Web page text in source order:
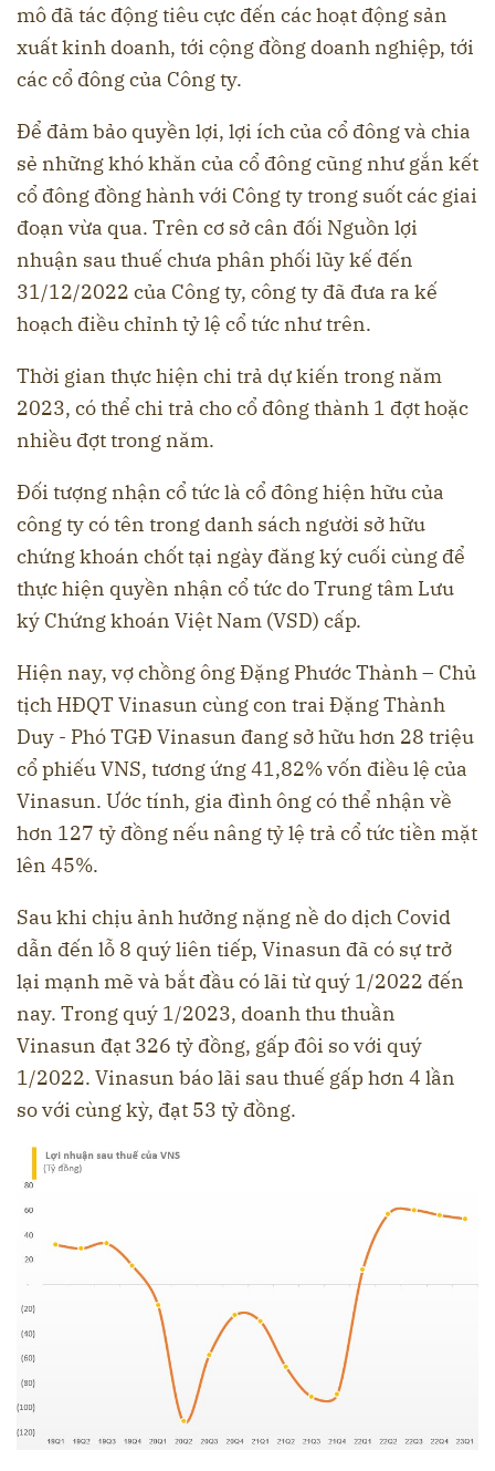
mô đã tác động tiêu cực đến các hoạt động sản
xuất kinh doanh, tới cộng đồng doanh nghiệp, tới
các cổ đông của Công ty.
Để đảm bảo quyền lợi, lợi ích của cổ đông và chia
sẻ những khó khăn của cổ đông cũng như gắn kết
cổ đông đồng hành với Công ty trong suốt các giai
đoạn vừa qua. Trên cơ sở cân đối Nguồn lợi
nhuận sau thuế chưa phân phối lũy kế đến
31/12/2022 của Công ty, công ty đã đưa ra kế
hoạch điều chỉnh tỷ lệ cổ tức như trên.
Thời gian thực hiện chi trả dự kiến trong năm
2023, có thể chi trả cho cổ đông thành 1 đợt hoặc
nhiều đợt trong năm.
Đối tượng nhận cổ tức là cổ đông hiện hữu của
công ty có tên trong danh sách người sở hữu
chứng khoán chốt tại ngày đăng ký cuối cùng để
thực hiện quyền nhận cổ tức do Trung tâm Lưu
ký Chứng khoán Việt Nam (VSD) cấp.
Hiện nay, vợ chồng ông Đặng Phước Thành – Chủ
tịch HĐQT Vinasun cùng con trai Đặng Thành
Duy - Phó TGĐ Vinasun đang sở hữu hơn 28 triệu
cổ phiếu VNS, tương ứng 41,82% vốn điều lệ của
Vinasun. Ước tính, gia đình ông có thể nhận về
hơn 127 tỷ đồng nếu nâng tỷ lệ trả cổ tức tiền mặt
lên 45%.
Sau khi chịu ảnh hưởng nặng nề do dịch Covid
dẫn đến lỗ 8 quý liên tiếp, Vinasun đã có sự trở
lại mạnh mẽ và bắt đầu có lãi từ quý 1/2022 đến
nay. Trong quý 1/2023, doanh thu thuần
Vinasun đạt 326 tỷ đồng, gấp đôi so với quý
1/2022. Vinasun báo lãi sau thuế gấp hơn 4 lần
so với cùng kỳ, đạt 53 tỷ đồng.